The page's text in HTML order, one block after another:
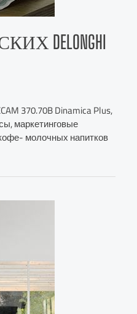
370.70B Dinamica Plus,
маркетинговые
молочных напитков